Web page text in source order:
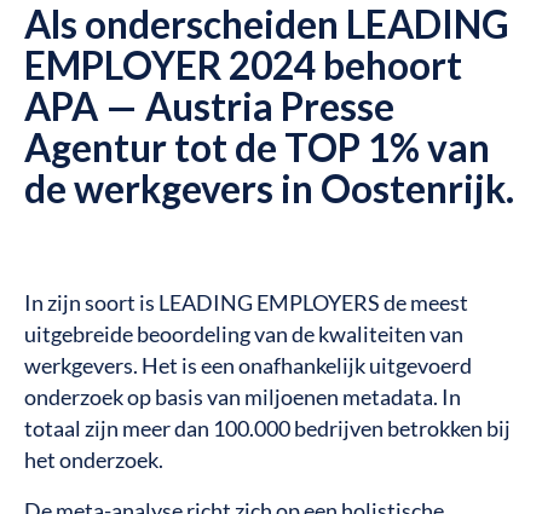
Als onderscheiden LEADING
EMPLOYER 2024 behoort
APA — Austria Presse
Agentur tot de TOP 1% van
de werkgevers in Oostenrijk.
In zijn soort is LEADING EMPLOYERS de meest
uitgebreide beoordeling van de kwaliteiten van
werkgevers. Het is een onafhankelijk uitgevoerd
onderzoek op basis van miljoenen metadata. In
totaal zijn meer dan 100.000 bedrijven betrokken bij
het onderzoek.